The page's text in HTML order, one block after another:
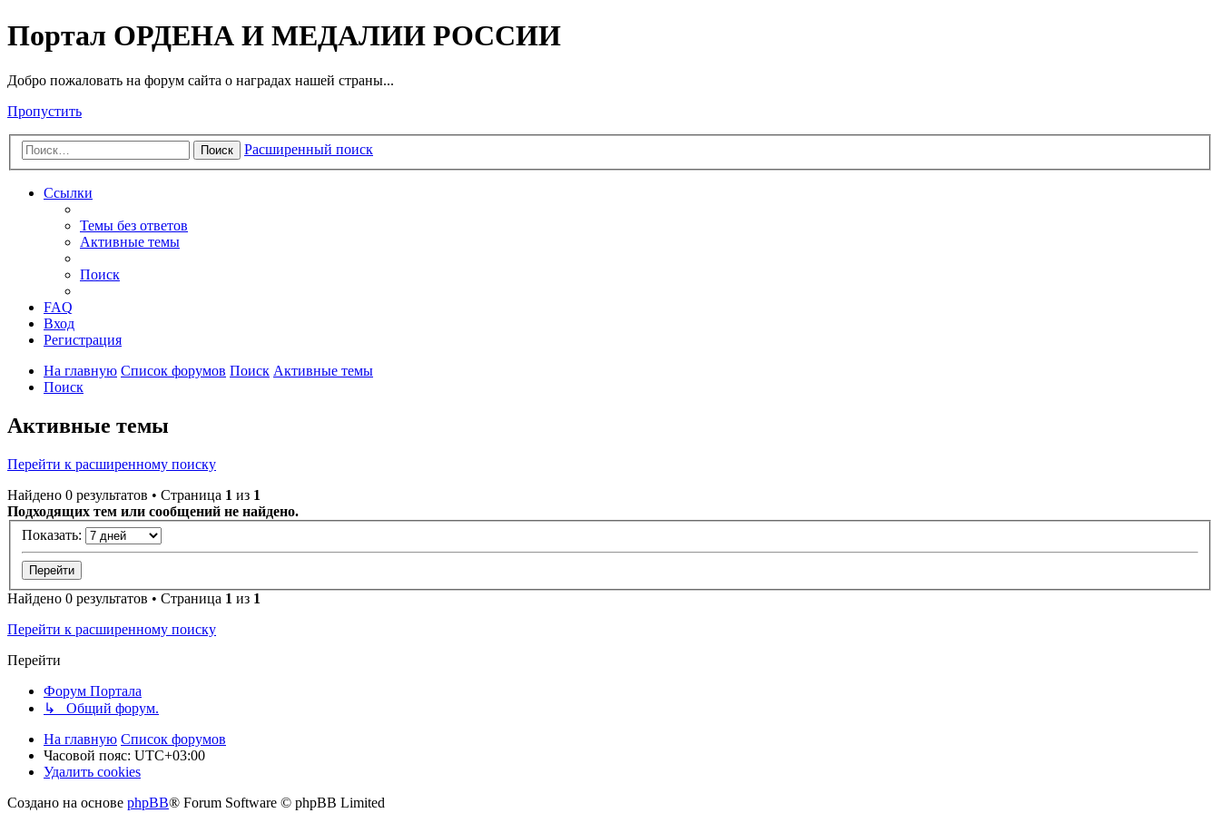
Портал ОРДЕНА И МЕДАЛИИ РОССИИ
Добро пожаловать на форум сайта о наградах нашей страны...
Пропустить
Поиск Расширенный поиск
Ссылки
Темы без ответов
Активные темы
Поиск
FAQ
Вход
Регистрация
На главную Список форумов Поиск Активные темы
Поиск
Активные темы
Перейти к расширенному поиску
Найдено 0 результатов • Страница 1 из 1
Подходящих тем или сообщений не найдено.
Показать:
Найдено 0 результатов • Страница 1 из 1
Перейти к расширенному поиску
Перейти
Форум Портала
↳ Общий форум.
На главную Список форумов
Часовой пояс: UTC+03:00
Удалить cookies
Создано на основе phpBB® Forum Software © phpBB Limited